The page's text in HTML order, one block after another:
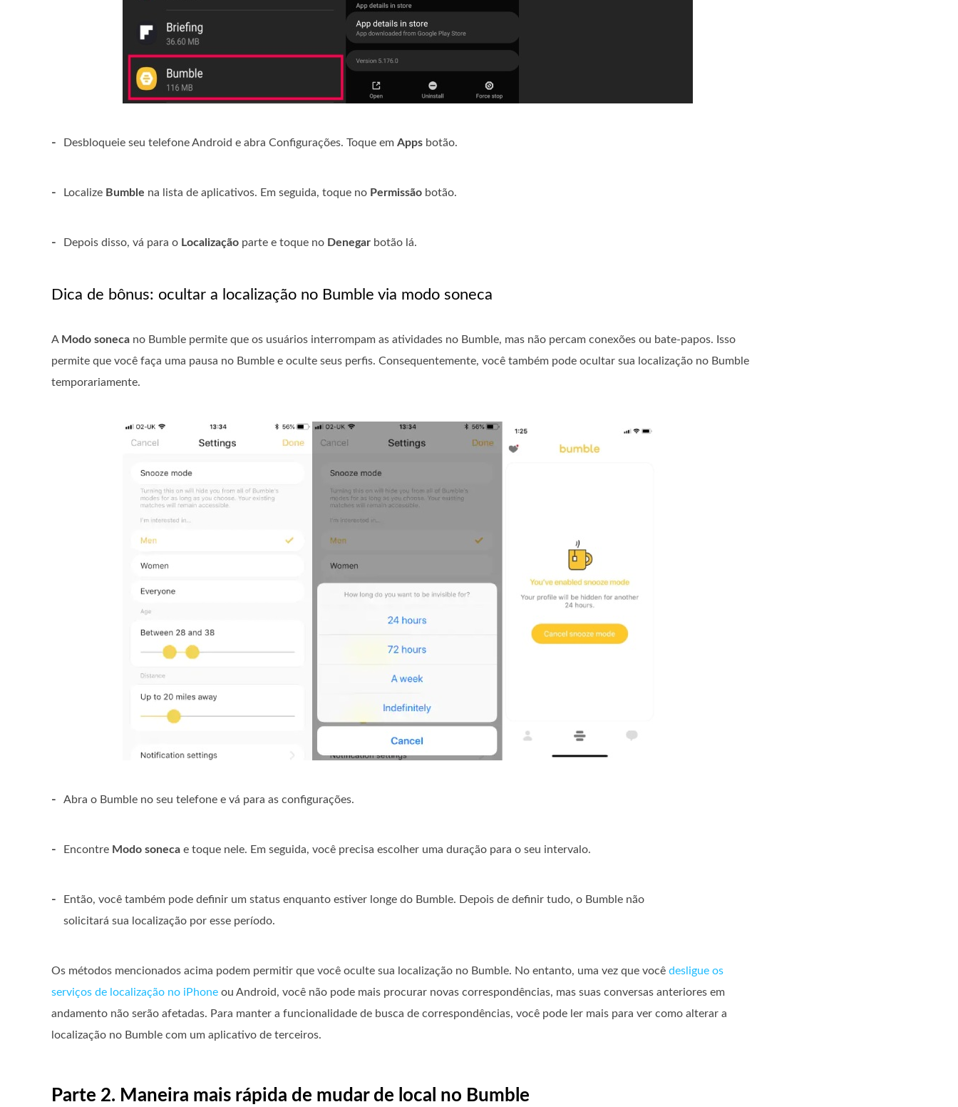
- Desbloqueie seu telefone Android e abra Configurações. Toque em Apps botão.
- Localize Bumble na lista de aplicativos. Em seguida, toque no Permissão botão.
- Depois disso, vá para o Localização parte e toque no Denegar botão lá.
Dica de bônus: ocultar a localização no Bumble via modo soneca
A Modo soneca no Bumble permite que os usuários interrompam as atividades no Bumble, mas não percam conexões ou bate-papos. Isso
permite que você faça uma pausa no Bumble e oculte seus perfis. Consequentemente, você também pode ocultar sua localização no Bumble
temporariamente.
- Abra o Bumble no seu telefone e vá para as configurações.
- Encontre Modo soneca e toque nele. Em seguida, você precisa escolher uma duração para o seu intervalo.
-
Então, você também pode definir um status enquanto estiver longe do Bumble. Depois de definir tudo, o Bumble não
solicitará sua localização por esse período.
Os métodos mencionados acima podem permitir que você oculte sua localização no Bumble. No entanto, uma vez que você desligue os
serviços de localização no iPhone ou Android, você não pode mais procurar novas correspondências, mas suas conversas anteriores em
andamento não serão afetadas. Para manter a funcionalidade de busca de correspondências, você pode ler mais para ver como alterar a
localização no Bumble com um aplicativo de terceiros.
Parte 2. Maneira mais rápida de mudar de local no Bumble